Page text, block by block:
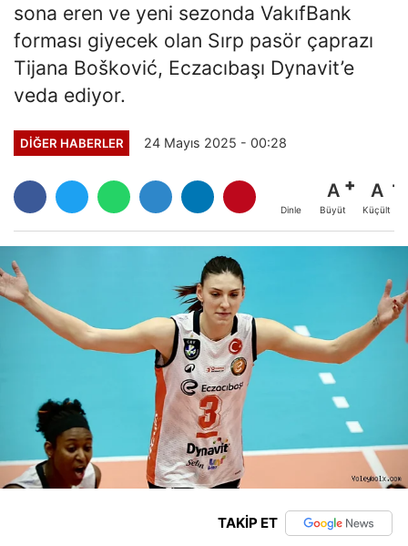
sona eren ve yeni sezonda VakıfBank
forması giyecek olan Sırp pasör çaprazı
Tijana Bošković, Eczacıbaşı Dynavit’e
veda ediyor.
DIĞER HABERLER 24 Mayıs 2025 - 00:28
Dinle
A
Büyüt
A
Küçült
TAKİP ET